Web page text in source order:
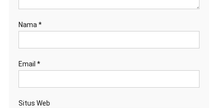
Nama*
Email *
Situs Web